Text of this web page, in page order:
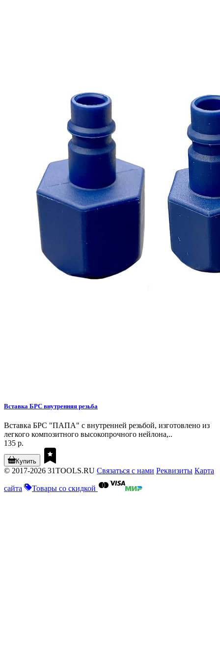
Вставка БРС внутренняя резьба
Вставка БРС "ПАПА" с внутренней резьбой, изготовлено из
легкого композитного высокопрочного нейлона,..
135 р.
Купить
© 2017-2026 31TOOLS.RU Связаться с нами Реквизиты Карта
сайта Товары со скидкой